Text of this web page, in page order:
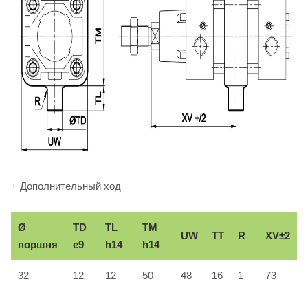
+ Дополнительный ход
Ø
поршня
TD
e9
TL
h14
TM
h14
UW TT R XV±2
32 12 12 50 48 16 1 73